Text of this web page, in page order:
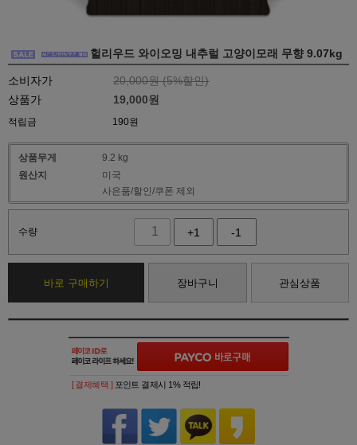
헐리우드 와이오밍 내추럴 고양이모래 무향 9.07kg
소비자가 20,000원 (5%할인)
상품가
19,000원
적립금 190원
상품무게
9.2 kg
원산지
미국
사은품/할인/쿠폰 제외
수량 +1 -1
바로 구매하기 장바구니 관심상품
[ 결제혜택 ] 포인트 결제시 1% 적립!